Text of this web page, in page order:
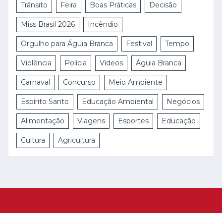
Trânsito Feira Boas Práticas Decisão
Miss Brasil 2026 Incêndio
Orgulho para Águia Branca Festival Tempo
Violência Polícia Vìdeos Águia Branca
Carnaval Concurso Meio Ambiente
Espírito Santo Educação Ambiental Negócios
Alimentação Viagens Esportes Educação
Cultura Agricultura